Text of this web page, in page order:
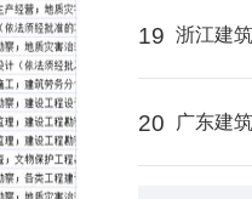
19 浙江建
20 广东建